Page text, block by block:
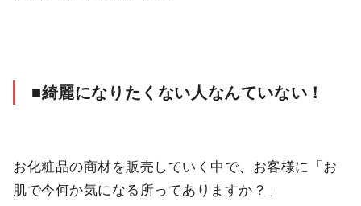
■綺麗になりたくない人なんていない！
お化粧品の商材を販売していく中で、お客様に「お
肌で今何か気になる所ってありますか？」